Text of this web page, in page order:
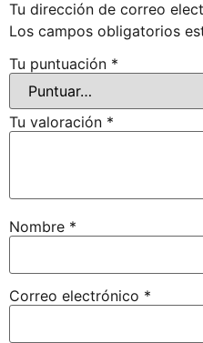
Tu dirección de correo
Los campos obligatorios
Tu puntuación *
Tu valoración *
Nombre *
Correo electrónico *